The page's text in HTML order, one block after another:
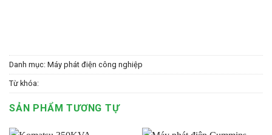
Danh mục: Máy phát điện công nghiệp
Từ khóa:
SẢN PHẨM TƯƠNG TỰ